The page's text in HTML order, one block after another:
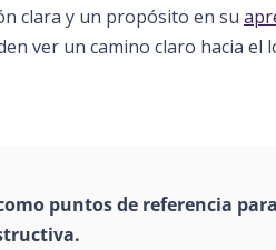
clara y un propósito en su
ver un camino claro hacia
puntos de referencia